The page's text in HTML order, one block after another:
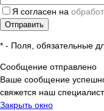
Я согласен на
* - Поля, обязательные
Сообщение отправлено
Ваше сообщение
свяжется наш специалист
Закрыть окно